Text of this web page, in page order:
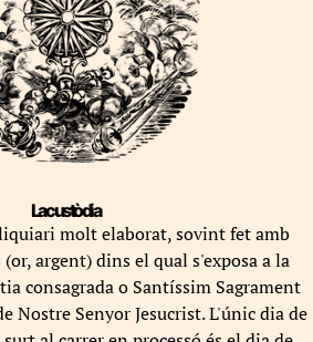
La custòdia
molt elaborat, sovint fet amb
argent) dins el qual s'exposa a la
consagrada o Santíssim Sagrament
Nostre Senyor Jesucrist. L'únic dia de